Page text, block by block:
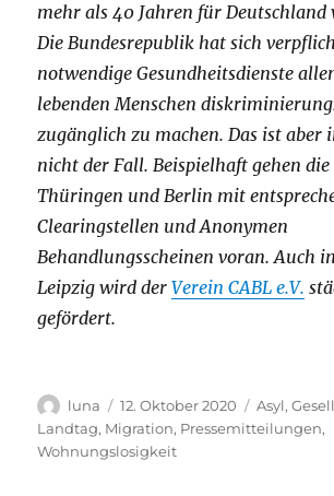
mehr als 40 Jahren für Deutschland
Die Bundesrepublik hat sich
notwendige Gesundheitsdienste
lebenden Menschen
zugänglich zu machen. Das ist aber
nicht der Fall. Beispielhaft gehen
Thüringen und Berlin mit
Clearingstellen und Anonymen
Behandlungsscheinen voran. Auch
Leipzig wird derVerein CABL e.V.
gefördert.
Autor
luna
Veröffentlicht
am
12. Oktober 2020 Asyl,
Landtag, Migration, Pressemitteilungen,
Wohnungslosigkeit